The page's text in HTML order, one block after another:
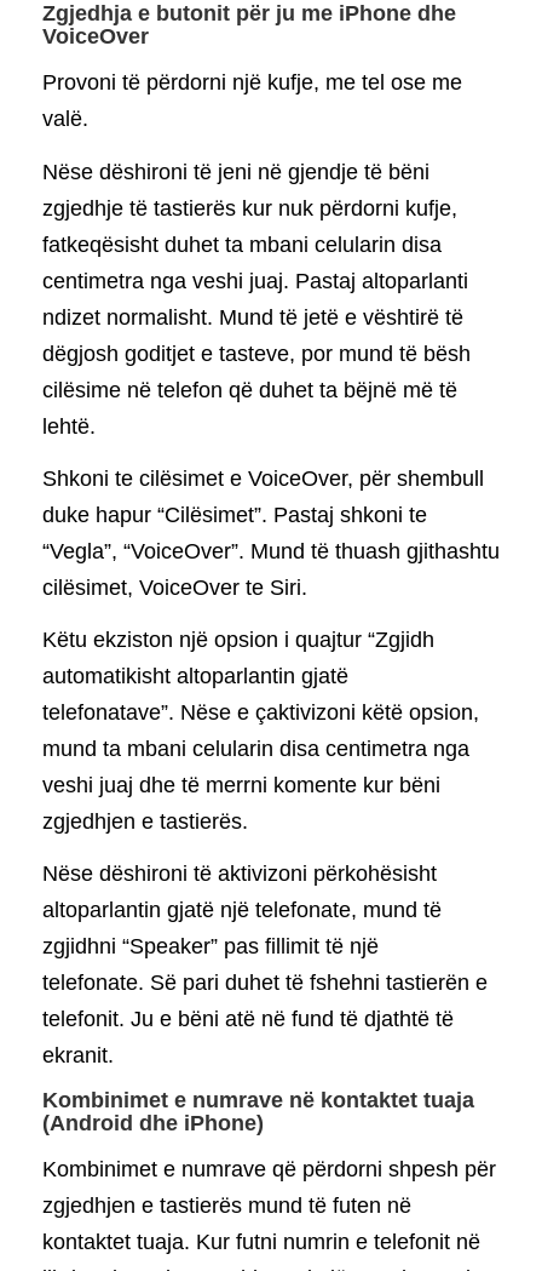
Zgjedhja e butonit për ju me iPhone dhe
VoiceOver
Provoni të përdorni një kufje, me tel ose me
valë.
Nëse dëshironi të jeni në gjendje të bëni
zgjedhje të tastierës kur nuk përdorni kufje,
fatkeqësisht duhet ta mbani celularin disa
centimetra nga veshi juaj. Pastaj altoparlanti
ndizet normalisht. Mund të jetë e vështirë të
dëgjosh goditjet e tasteve, por mund të bësh
cilësime në telefon që duhet ta bëjnë më të
lehtë.
Shkoni te cilësimet e VoiceOver, për shembull
duke hapur “Cilësimet”. Pastaj shkoni te
“Vegla”, “VoiceOver”. Mund të thuash gjithashtu
cilësimet, VoiceOver te Siri.
Këtu ekziston një opsion i quajtur “Zgjidh
automatikisht altoparlantin gjatë
telefonatave”. Nëse e çaktivizoni këtë opsion,
mund ta mbani celularin disa centimetra nga
veshi juaj dhe të merrni komente kur bëni
zgjedhjen e tastierës.
Nëse dëshironi të aktivizoni përkohësisht
altoparlantin gjatë një telefonate, mund të
zgjidhni “Speaker” pas fillimit të një
telefonate. Së pari duhet të fshehni tastierën e
telefonit. Ju e bëni atë në fund të djathtë të
ekranit.
Kombinimet e numrave në kontaktet tuaja
(Android dhe iPhone)
Kombinimet e numrave që përdorni shpesh për
zgjedhjen e tastierës mund të futen në
kontaktet tuaja. Kur futni numrin e telefonit në